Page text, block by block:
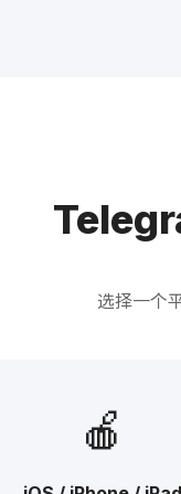
选择一个
🍎